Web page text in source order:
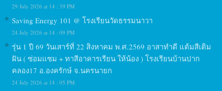
29 July 2026 at 14 : 39 PM
Saving Energy 101 @ โรงเรียนวัดธรรมนาวา
24 July 2026 at 14 : 09 PM
รุ่น 1 ปี 69 วันเสาร์ที่ 22 สิงหาคม พ.ศ.2569 อาสาทำดี แต้มสีเติม
ฝัน ( ซ่อมแซม + ทาสีอาคารเรียน ให้น้อง ) โรงเรียนบ้านปาก
คลอง17 อ.องครักษ์ จ.นครนายก
24 July 2026 at 14 : 05 PM